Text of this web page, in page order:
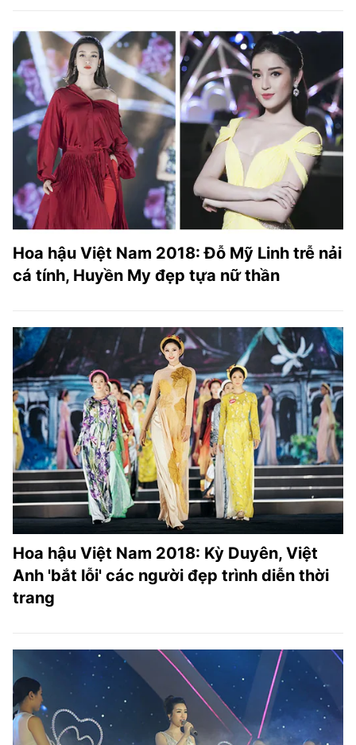
Hoa hậu Việt Nam 2018: Đỗ Mỹ Linh trễ nải
cá tính, Huyền My đẹp tựa nữ thần
Hoa hậu Việt Nam 2018: Kỳ Duyên, Việt
Anh 'bắt lỗi' các người đẹp trình diễn thời
trang